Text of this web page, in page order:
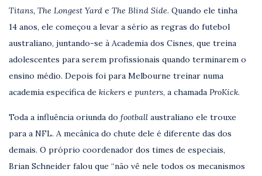
Titans, The Longest Yard e The Blind Side. Quando ele tinha
14 anos, ele começou a levar a sério as regras do futebol
australiano, juntando-se à Academia dos Cisnes, que treina
adolescentes para serem profissionais quando terminarem o
ensino médio. Depois foi para Melbourne treinar numa
academia específica de kickers e punters, a chamada ProKick.
Toda a influência oriunda do football australiano ele trouxe
para a NFL. A mecânica do chute dele é diferente das dos
demais. O próprio coordenador dos times de especiais,
Brian Schneider falou que “não vê nele todos os mecanismos